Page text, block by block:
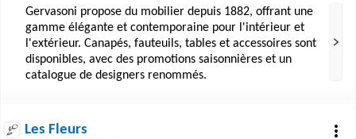
Gervasoni propose du mobilier depuis 1882, offrant une
gamme élégante et contemporaine pour l'intérieur et
l'extérieur. Canapés, fauteuils, tables et accessoires sont
disponibles, avec des promotions saisonnières et un
catalogue de designers renommés.
Les Fleurs